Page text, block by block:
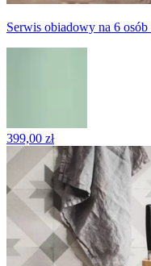
Serwis obiadowy na 6
399,00 zł